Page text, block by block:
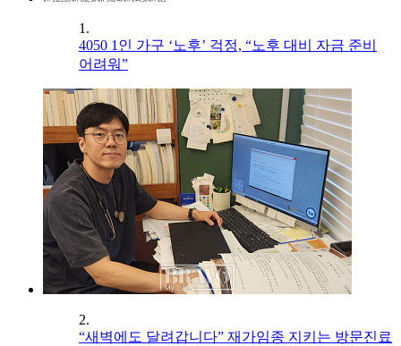
1.
4050 1인 가구 ‘노후’ 걱정, “노후 대비 자금 준비
어려워”
2.
“새벽에도 달려갑니다” 재가임종 지키는 방문진료